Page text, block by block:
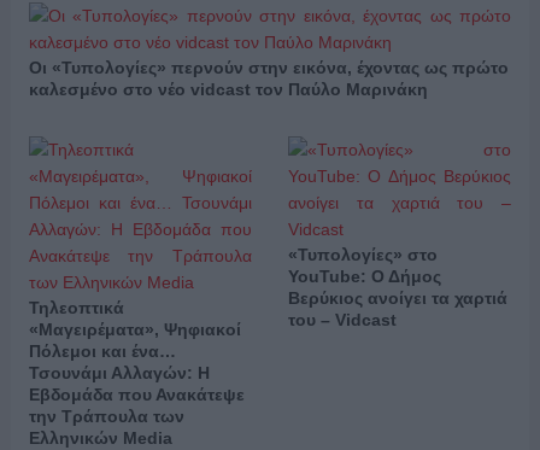
Οι «Τυπολογίες» περνούν στην εικόνα, έχοντας ως πρώτο
καλεσμένο στο νέο vidcast τον Παύλο Μαρινάκη
Τηλεοπτικά
«Μαγειρέματα», Ψηφιακοί
Πόλεμοι και ένα…
Τσουνάμι Αλλαγών: Η
Εβδομάδα που Ανακάτεψε
την Τράπουλα των
Ελληνικών Media
«Τυπολογίες» στο
YouTube: Ο Δήμος
Βερύκιος ανοίγει τα χαρτιά
του – Vidcast